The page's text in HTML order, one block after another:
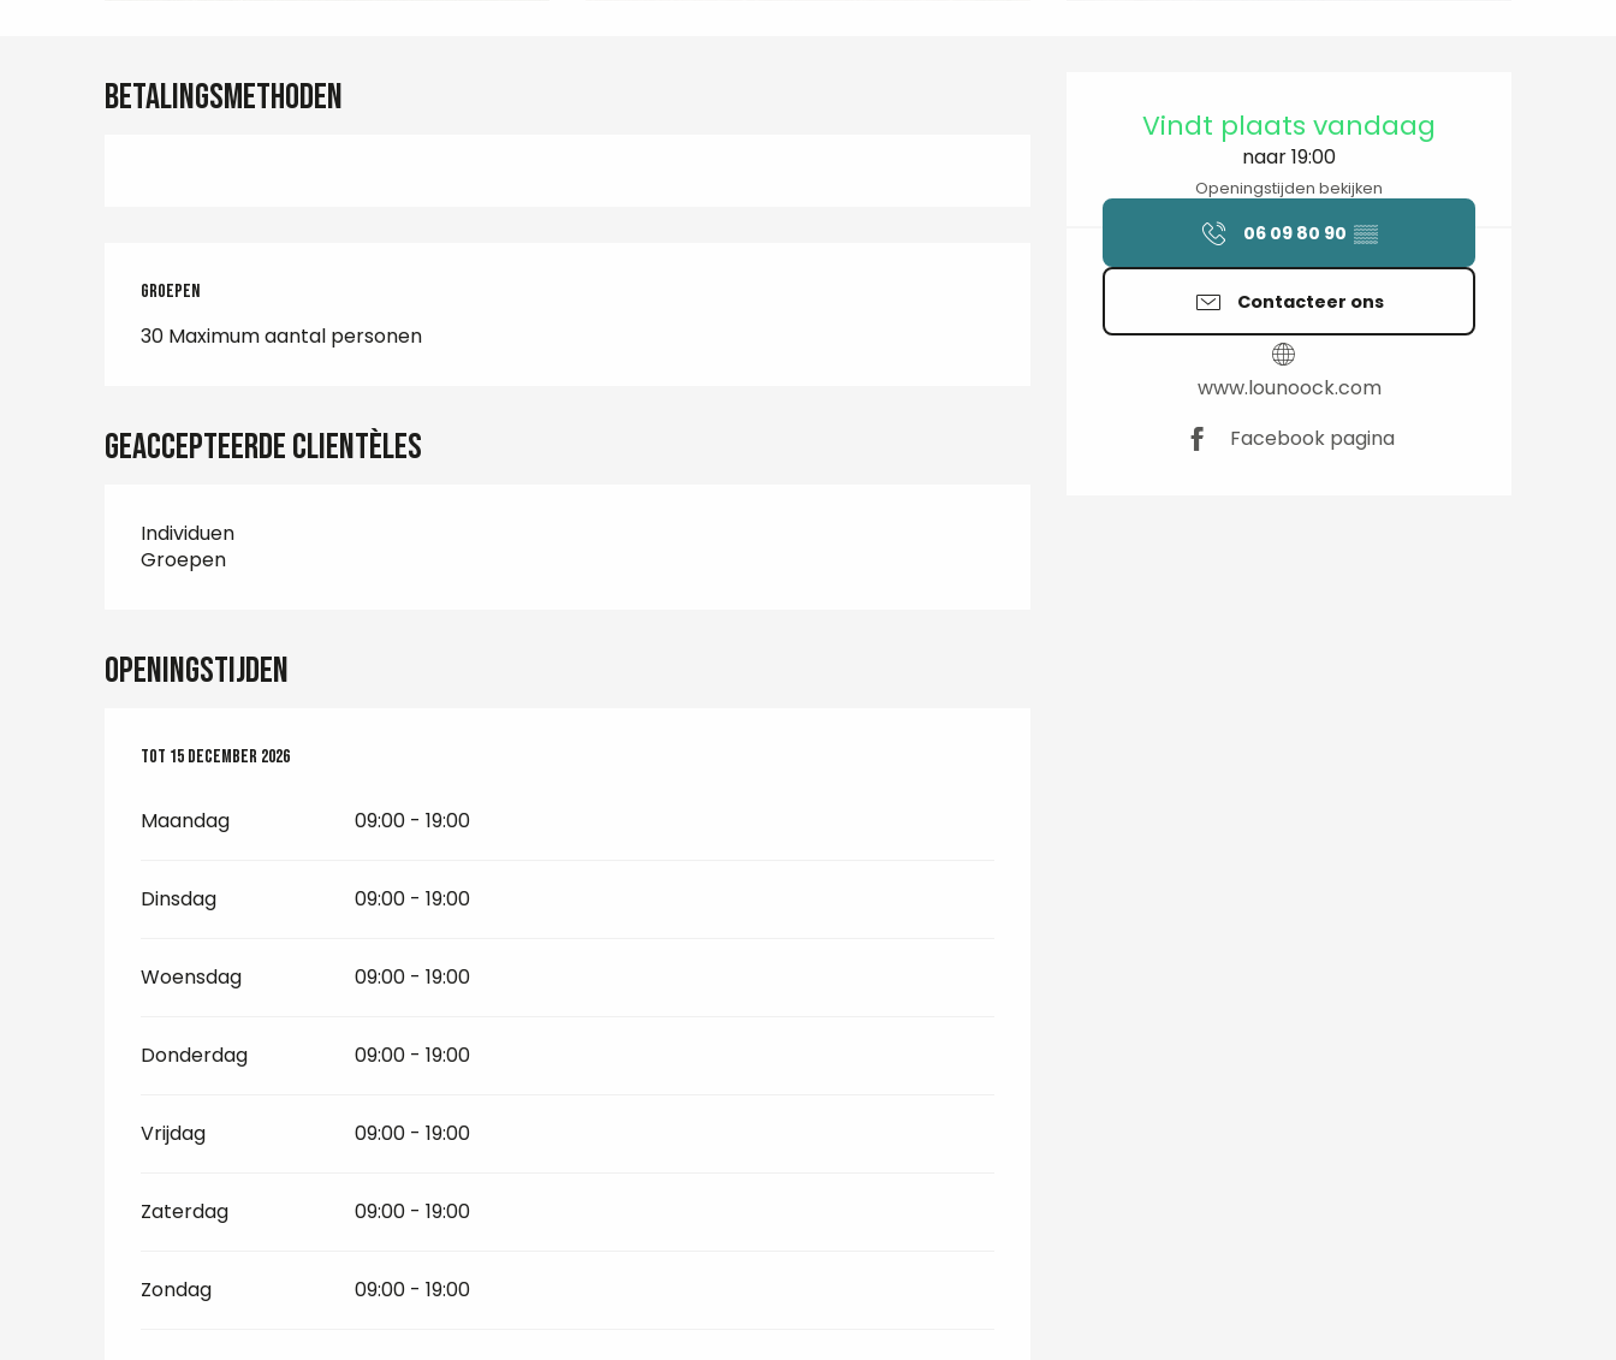
Openingstijden en
Vindt plaats vandaag
naar 19:00
Openingstijden bekijken
06 09 80 90 ▒▒
Contacteer ons
www.lounoock.com
Facebook pagina
Betalingsmethoden
Groepen
Groepen
30 Maximum aantal personen
Geaccepteerde clientèles
Individuen
Groepen
Openingstijden
Vanaf1 april 2026tot15 december 2026
Tot 15 december 2026
Maandag 09:00 - 19:00
Dinsdag 09:00 - 19:00
Woensdag 09:00 - 19:00
Donderdag 09:00 - 19:00
Vrijdag 09:00 - 19:00
Zaterdag 09:00 - 19:00
Zondag 09:00 - 19:00